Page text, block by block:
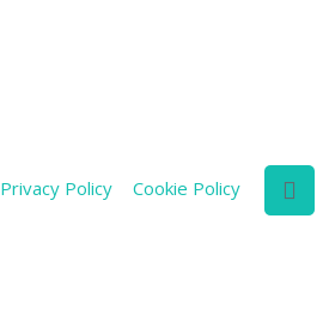
Privacy Policy Cookie Policy